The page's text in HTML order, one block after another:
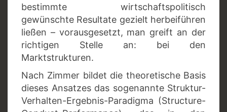
bestimmte wirtschaftspolitisch
gewünschte Resultate gezielt herbeiführen
ließen – vorausgesetzt, man greift an der
richtigen Stelle an: bei den
Marktstrukturen.
Nach Zimmer bildet die theoretische Basis
dieses Ansatzes das sogenannte Struktur-
Verhalten-Ergebnis-Paradigma (Structure-